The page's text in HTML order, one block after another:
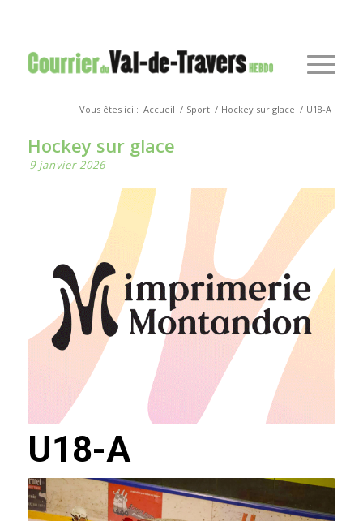
Vous êtes ici : Accueil / Sport / Hockey sur glace / U18-A
Hockey sur glace
9 janvier 2026
U18-A